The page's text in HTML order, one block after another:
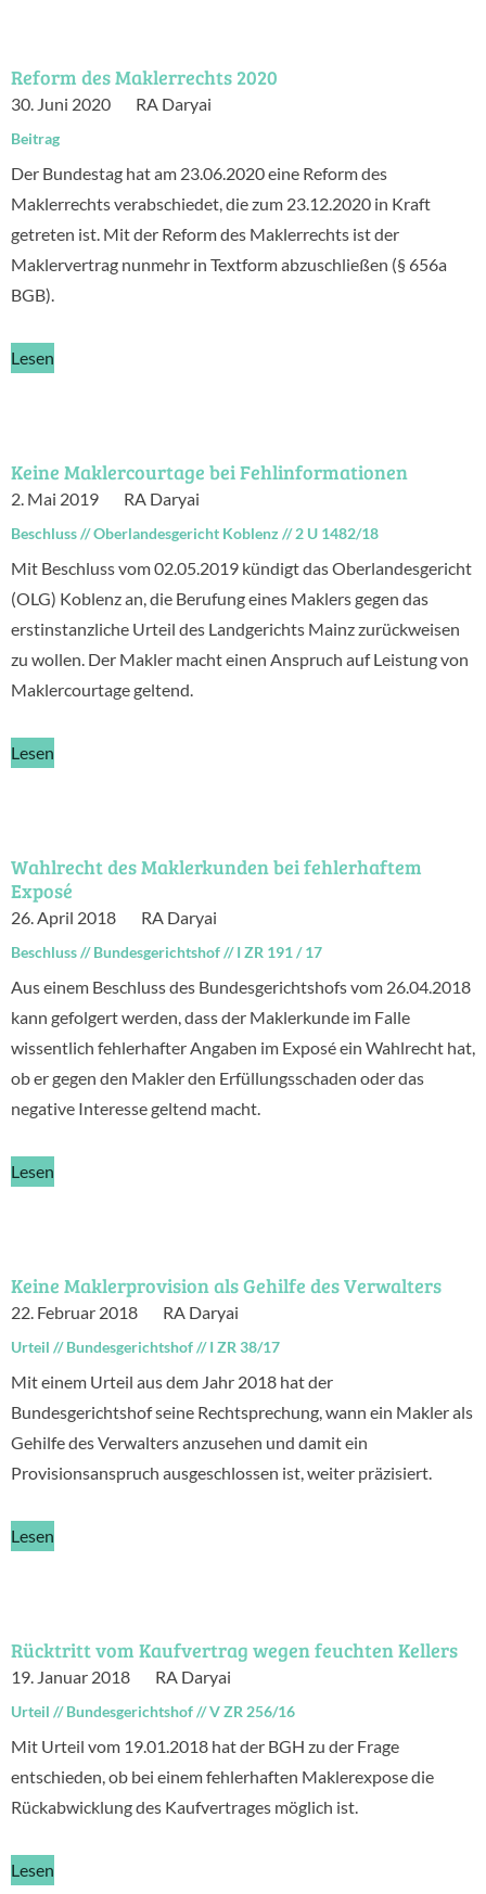
Reform des Maklerrechts 2020
30. Juni 2020 RA Daryai
Beitrag
Der Bundestag hat am 23.06.2020 eine Reform des
Maklerrechts verabschiedet, die zum 23.12.2020 in Kraft
getreten ist. Mit der Reform des Maklerrechts ist der
Maklervertrag nunmehr in Textform abzuschließen (§ 656a
BGB).
Lesen
Keine Maklercourtage bei Fehlinformationen
2. Mai 2019 RA Daryai
Beschluss//Oberlandesgericht Koblenz //2 U 1482/18
Mit Beschluss vom 02.05.2019 kündigt das Oberlandesgericht
(OLG) Koblenz an, die Berufung eines Maklers gegen das
erstinstanzliche Urteil des Landgerichts Mainz zurückweisen
zu wollen. Der Makler macht einen Anspruch auf Leistung von
Maklercourtage geltend.
Lesen
Wahlrecht des Maklerkunden bei fehlerhaftem
Exposé
26. April 2018 RA Daryai
Beschluss//Bundesgerichtshof//I ZR 191 / 17
Aus einem Beschluss des Bundesgerichtshofs vom 26.04.2018
kann gefolgert werden, dass der Maklerkunde im Falle
wissentlich fehlerhafter Angaben im Exposé ein Wahlrecht hat,
ob er gegen den Makler den Erfüllungsschaden oder das
negative Interesse geltend macht.
Lesen
Keine Maklerprovision als Gehilfe des Verwalters
22. Februar 2018 RA Daryai
Urteil //Bundesgerichtshof//I ZR 38/17
Mit einem Urteil aus dem Jahr 2018 hat der
Bundesgerichtshof seine Rechtsprechung, wann ein Makler als
Gehilfe des Verwalters anzusehen und damit ein
Provisionsanspruch ausgeschlossen ist, weiter präzisiert.
Lesen
Rücktritt vom Kaufvertrag wegen feuchten Kellers
19. Januar 2018 RA Daryai
Urteil //Bundesgerichtshof//V ZR 256/16
Mit Urteil vom 19.01.2018 hat der BGH zu der Frage
entschieden, ob bei einem fehlerhaften Maklerexpose die
Rückabwicklung des Kaufvertrages möglich ist.
Lesen